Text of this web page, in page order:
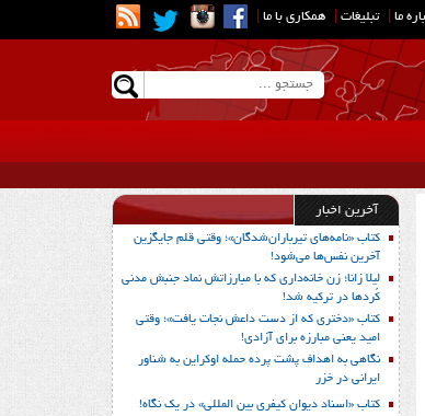
ما تبلیغات همکاری با ما
آخرین اخبار
کتاب «نامه‌های تیرباران‌شدگان»؛ وقتی قلم جایگزین
آخرین نفس‌ها می‌شود!
لیلا زانا؛ زن خانه‌داری که با مبارزاتش نماد جنبش مدنی
کُردها در ترکیه شد!
کتاب «دختری که از دست داعش نجات یافت»؛ وقتی
امید یعنی مبارزه برای آزادی!
نگاهی به اهداف پشت پرده حمله اوکراین به شناور
ایرانی در خزر
کتاب «اسناد دیوان کیفری بین المللی» در یک نگاه!